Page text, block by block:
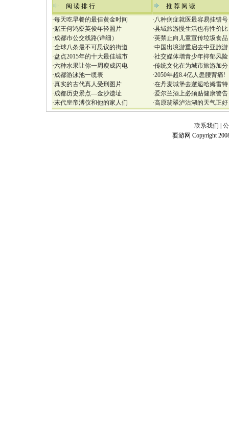
阅 读 排 行
·每天吃早餐的最佳黄金时间
·赌王何鸿燊英俊年轻照片
·成都市公交线路(详细）
·全球八条最不可思议的街道
·盘点2015年的十大最佳城市
·六种水果让你一周瘦成闪电
·成都游泳池一缆表
·真实的古代真人受刑图片
·成都历史景点—金沙遗址
·末代皇帝溥仪和他的家人们
推 荐 阅 读
·八种病症就医最容易挂错号
·县域旅游慢生活也有性价比
·英禁止向儿童宣传垃圾食品
·中国出境游重启去中亚旅游
·社交媒体增青少年抑郁风险
·传统文化在为城市旅游加分
·2050年超8.4亿人患腰背痛!
·在丹麦城堡去邂逅哈姆雷特
·爱尔兰酒上必须贴健康警告
·高原翡翠泸沽湖的天气正好
联系我们
耍游网 Copyright